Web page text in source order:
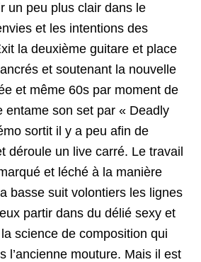
un peu plus clair dans le
et les intentions des
la deuxième guitare et place
et soutenant la nouvelle
et même 60s par moment de
entame son set par « Deadly
sortit il y a peu afin de
déroule un live carré. Le travail
et léché à la manière
basse suit volontiers les lignes
partir dans du délié sexy et
science de composition qui
l’ancienne mouture. Mais il est